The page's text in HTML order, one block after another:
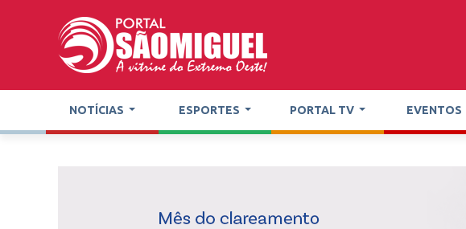
NOTÍCIAS ESPORTES PORTAL TV EVENTOS